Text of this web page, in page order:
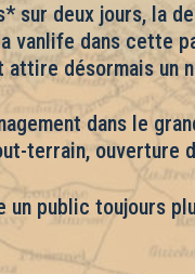
deux jours, la
vanlife dans cette
désormais un
dans le
terrain, ouverture
public toujours